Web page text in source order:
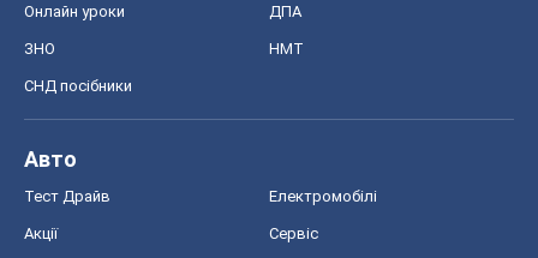
Онлайн уроки ДПА
ЗНО НМТ
СНД посібники
Авто
Тест Драйв Електромобілі
Акції Сервіс